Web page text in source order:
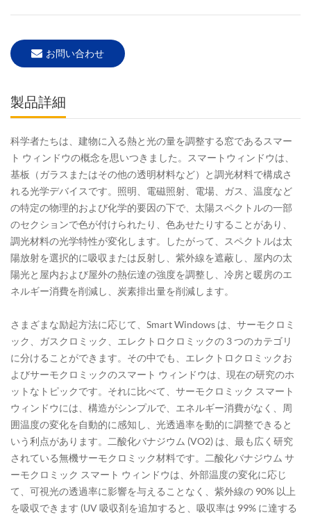
お問い合わせ
製品詳細
科学者たちは、建物に入る熱と光の量を調整する窓であるスマー
ト ウィンドウの概念を思いつきました。スマートウィンドウは、
基板（ガラスまたはその他の透明材料など）と調光材料で構成さ
れる光学デバイスです。照明、電磁照射、電場、ガス、温度など
の特定の物理的および化学的要因の下で、太陽スペクトルの一部
のセクションで色が付けられたり、色あせたりすることがあり、
調光材料の光学特性が変化します。したがって、スペクトルは太
陽放射を選択的に吸収または反射し、紫外線を遮蔽し、屋内の太
陽光と屋内および屋外の熱伝達の強度を調整し、冷房と暖房のエ
ネルギー消費を削減し、炭素排出量を削減します。
さまざまな励起方法に応じて、Smart Windows は、サーモクロミ
ック、ガスクロミック、エレクトロクロミックの 3 つのカテゴリ
に分けることができます。その中でも、エレクトロクロミックお
よびサーモクロミックのスマート ウィンドウは、現在の研究のホ
ットなトピックです。それに比べて、サーモクロミック スマート
ウィンドウには、構造がシンプルで、エネルギー消費がなく、周
囲温度の変化を自動的に感知し、光透過率を動的に調整できると
いう利点があります。二酸化バナジウム (VO2) は、最も広く研究
されている無機サーモクロミック材料です。二酸化バナジウム サ
ーモクロミック スマート ウィンドウは、外部温度の変化に応じ
て、可視光の透過率に影響を与えることなく、紫外線の 90% 以上
を吸収できます (UV 吸収剤を追加すると、吸収率は 99% に達する